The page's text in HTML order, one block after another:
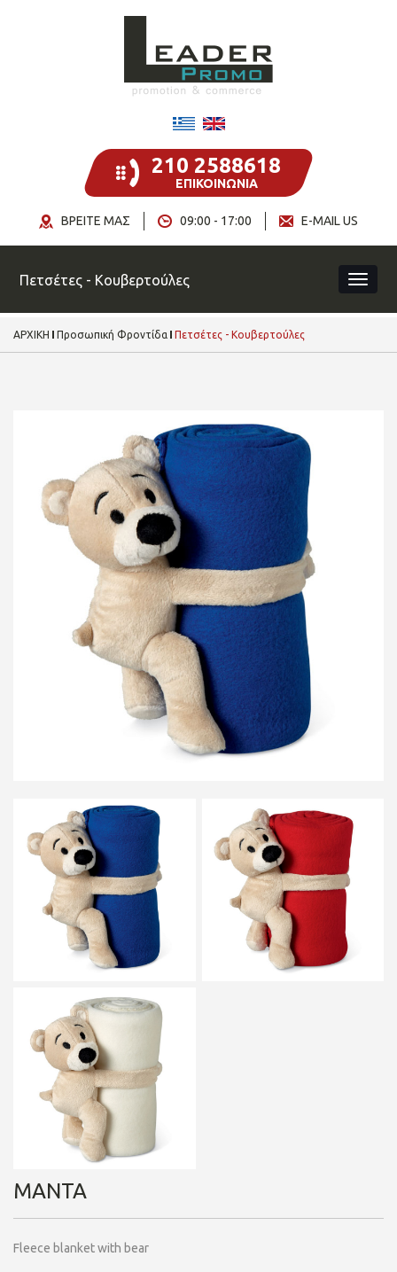
210 2588618
ΕΠΙΚΟΙΝΩΝΙΑ
E-MAIL US
09:00 - 17:00
ΒΡΕΙΤΕ ΜΑΣ
Πετσέτες - Κουβερτούλες
ΑΡΧΙΚΗ Προσωπική Φροντίδα Πετσέτες - Κουβερτούλες
MANTA
Fleece blanket with bear